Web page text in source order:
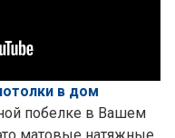
в дом
побелке в Вашем